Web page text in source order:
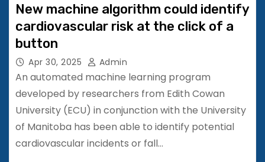
New machine algorithm could identify
cardiovascular risk at the click of a
button
Apr 30, 2025 Admin
An automated machine learning program
developed by researchers from Edith Cowan
University (ECU) in conjunction with the University
of Manitoba has been able to identify potential
cardiovascular incidents or fall…